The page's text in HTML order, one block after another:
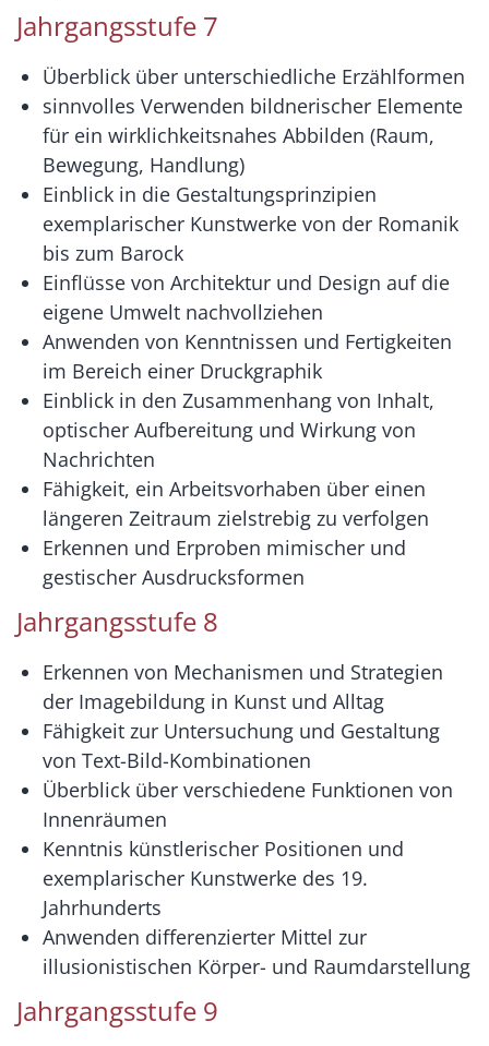
Jahrgangsstufe 7
Überblick über unterschiedliche Erzählformen
sinnvolles Verwenden bildnerischer Elemente
für ein wirklichkeitsnahes Abbilden (Raum,
Bewegung, Handlung)
Einblick in die Gestaltungsprinzipien
exemplarischer Kunstwerke von der Romanik
bis zum Barock
Einflüsse von Architektur und Design auf die
eigene Umwelt nachvollziehen
Anwenden von Kenntnissen und Fertigkeiten
im Bereich einer Druckgraphik
Einblick in den Zusammenhang von Inhalt,
optischer Aufbereitung und Wirkung von
Nachrichten
Fähigkeit, ein Arbeitsvorhaben über einen
längeren Zeitraum zielstrebig zu verfolgen
Erkennen und Erproben mimischer und
gestischer Ausdrucksformen
Jahrgangsstufe 8
Erkennen von Mechanismen und Strategien
der Imagebildung in Kunst und Alltag
Fähigkeit zur Untersuchung und Gestaltung
von Text-Bild-Kombinationen
Überblick über verschiedene Funktionen von
Innenräumen
Kenntnis künstlerischer Positionen und
exemplarischer Kunstwerke des 19.
Jahrhunderts
Anwenden differenzierter Mittel zur
illusionistischen Körper- und Raumdarstellung
Jahrgangsstufe 9